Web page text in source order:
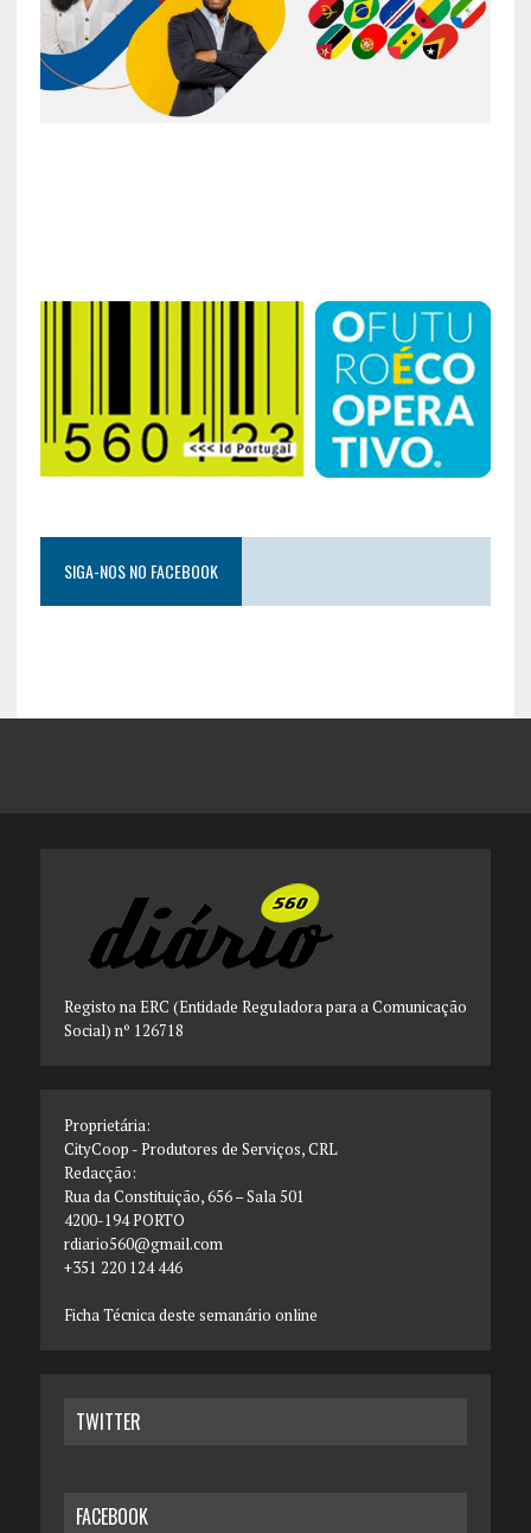
SIGA-NOS NO FACEBOOK
Registo na ERC (Entidade Reguladora para a Comunicação
Social) nº 126718
Proprietária:
CityCoop - Produtores de Serviços, CRL
Redacção:
Rua da Constituição, 656 – Sala 501
4200-194 PORTO
rdiario560@gmail.com
+351 220 124 446
Ficha Técnica deste semanário online
TWITTER
FACEBOOK